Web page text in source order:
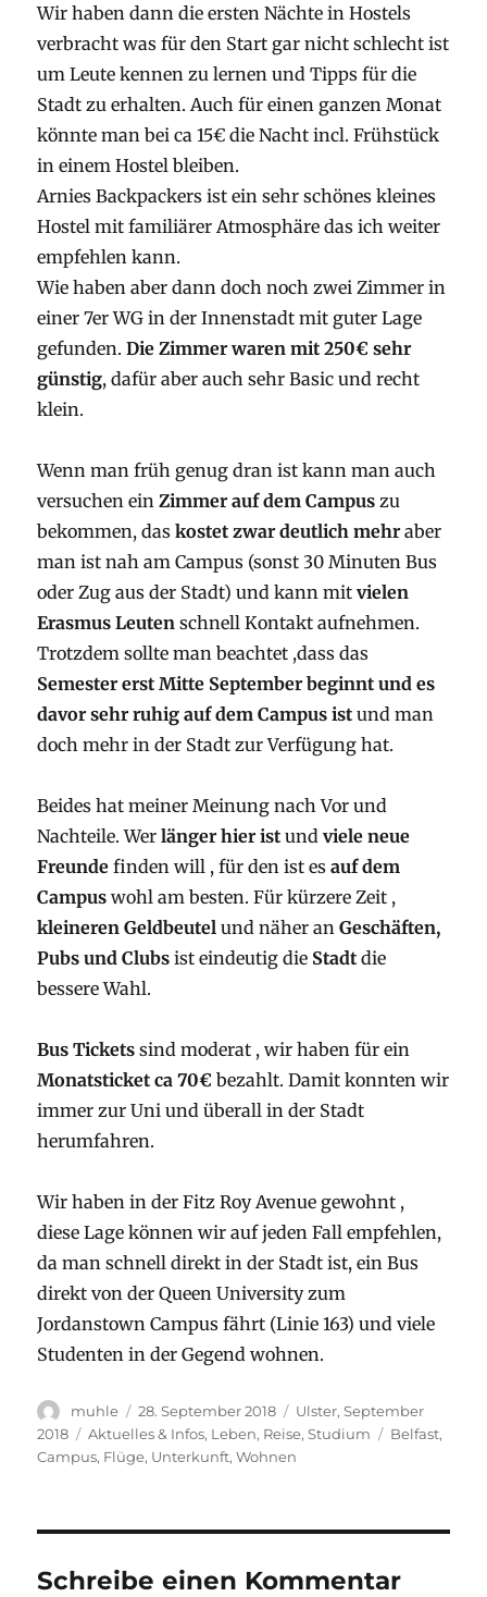
Wir haben dann die ersten Nächte in Hostels
verbracht was für den Start gar nicht schlecht ist
um Leute kennen zu lernen und Tipps für die
Stadt zu erhalten. Auch für einen ganzen Monat
könnte man bei ca 15€ die Nacht incl. Frühstück
in einem Hostel bleiben.
Arnies Backpackers ist ein sehr schönes kleines
Hostel mit familiärer Atmosphäre das ich weiter
empfehlen kann.
Wie haben aber dann doch noch zwei Zimmer in
einer 7er WG in der Innenstadt mit guter Lage
gefunden.Die Zimmer waren mit 250€ sehr
günstig, dafür aber auch sehr Basic und recht
klein.
Wenn man früh genug dran ist kann man auch
versuchen einZimmer auf dem Campus zu
bekommen, daskostet zwar deutlich mehr aber
man ist nah am Campus (sonst 30 Minuten Bus
oder Zug aus der Stadt) und kann mitvielen
Erasmus Leuten schnell Kontakt aufnehmen.
Trotzdem sollte man beachtet ,dass das
Semester erst Mitte September beginnt und es
davor sehr ruhig auf dem Campus ist und man
doch mehr in der Stadt zur Verfügung hat.
Beides hat meiner Meinung nach Vor und
Nachteile. Werlänger hier ist undviele neue
Freunde finden will , für den ist esauf dem
Campus wohl am besten. Für kürzere Zeit ,
kleineren Geldbeutel und näher anGeschäften,
Pubs und Clubs ist eindeutig die Stadt die
bessere Wahl.
Bus Tickets sind moderat , wir haben für ein
Monatsticket ca 70€ bezahlt. Damit konnten wir
immer zur Uni und überall in der Stadt
herumfahren.
Wir haben in der Fitz Roy Avenue gewohnt ,
diese Lage können wir auf jeden Fall empfehlen,
da man schnell direkt in der Stadt ist, ein Bus
direkt von der Queen University zum
Jordanstown Campus fährt (Linie 163) und viele
Studenten in der Gegend wohnen.
Autor
muhle
Veröffentlicht
am
28. September 2018 Stay
Ulster, September
2018
Kategorien
Aktuelles & Infos, Leben, Reise,Studium Schlagwörter
Belfast,
Campus, Flüge, Unterkunft,Wohnen
Schreibe einen Kommentar